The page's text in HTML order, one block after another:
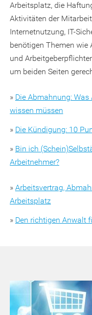
Arbeitsplatz, die
Aktivitäten der
Internetnutzung, IT-
benötigen Themen wie
und
um beiden Seiten
» Die Abmahnung:
wissen müssen
» Die Kündigung: 10
» Bin ich
Arbeitnehmer?
» Arbeitsvertrag,
Arbeitsplatz
» Den richtigen Anwalt